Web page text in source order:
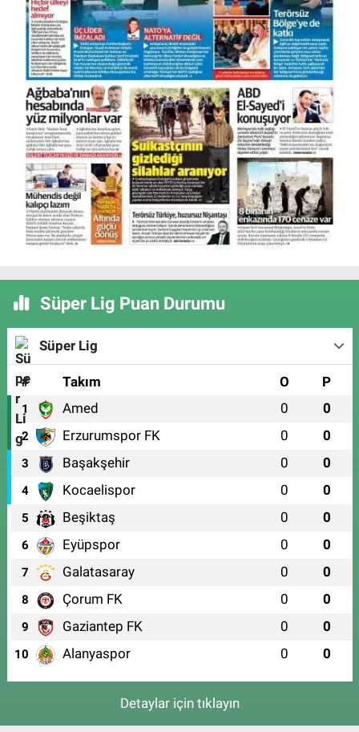
Süper Lig Puan Durumu
Süper Lig
# Takım O P
1 Amed 0 0
2 Erzurumspor FK 0 0
3 Başakşehir 0 0
4 Kocaelispor 0 0
5 Beşiktaş 0 0
6 Eyüpspor 0 0
7 Galatasaray 0 0
8 Çorum FK 0 0
9 Gaziantep FK 0 0
10 Alanyaspor 0 0
Detaylar için tıklayın